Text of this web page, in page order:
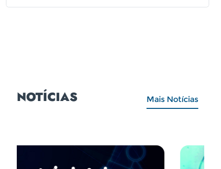
NOTÍCIAS Mais Notícias